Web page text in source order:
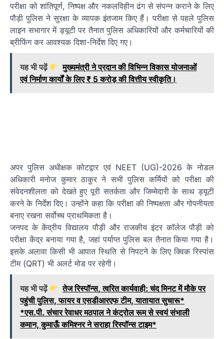
परीक्षा को शांतिपूर्ण, निष्पक्ष और नकलविहीन ढंग से संपन्न कराने के लिए
पौड़ी पुलिस ने सुरक्षा के व्यापक इंतजाम किए हैं। परीक्षा से पहले पुलिस
लाइन सभागार में ड्यूटी पर तैनात पुलिस अधिकारियों और कर्मचारियों की
ब्रीफिंग कर आवश्यक दिशा-निर्देश दिए गए।
यह भी पढ़ें
मुख्यमंत्री ने प्रदान की विभिन्न विकास योजनाओं
एवं निर्माण कार्यों के लिए ₹ 5 करोड़ की वित्तीय स्वीकृति।
अपर पुलिस अधीक्षक कोटद्वार एवं NEET (UG)-2026 के नोडल
अधिकारी मनोज कुमार ठाकुर ने सभी पुलिस कर्मियों को परीक्षा की
संवेदनशीलता को देखते हुए पूरी सतर्कता और जिम्मेदारी के साथ ड्यूटी
करने के निर्देश दिए। उन्होंने कहा कि परीक्षा की निष्पक्षता और गोपनीयता
बनाए रखना सर्वोच्च प्राथमिकता है।
जनपद के केंद्रीय विद्यालय पौड़ी और राजकीय इंटर कॉलेज पौड़ी को
परीक्षा केंद्र बनाया गया है, जहां पर्याप्त पुलिस बल तैनात किया गया है।
इसके अलावा किसी भी आपात स्थिति से निपटने के लिए क्विक रिस्पांस
टीम (QRT) भी अलर्ट मोड पर रहेगी।
यह भी पढ़ें
तेज रिस्पॉन्स, त्वरित कार्यवाही: चंद मिनट में मौके पर
पहुंची पुलिस, फायर व एसडीआरएफ टीम, यातायात सुचारू*
*एस.पी. संचार रेवाधर मठपाल ने कंट्रोल रूम से स्वयं संभाली
कमान, कुमाऊँ कमिश्नर ने सराहा रिस्पॉन्स टाइम*